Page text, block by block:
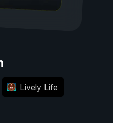
Lively Life